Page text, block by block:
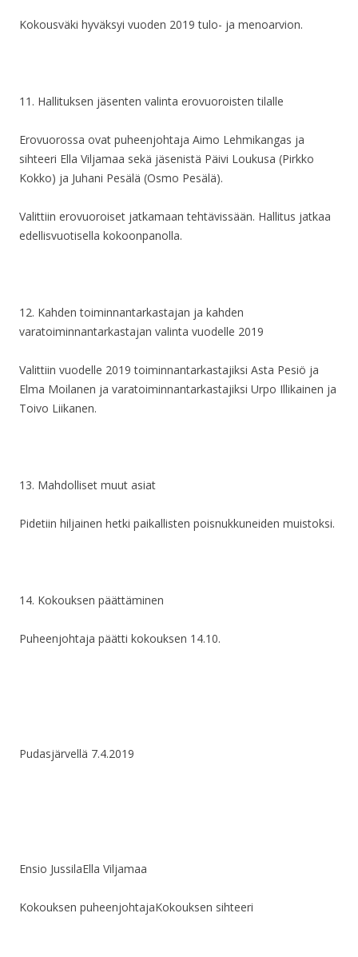
Kokousväki hyväksyi vuoden 2019 tulo- ja menoarvion.
11. Hallituksen jäsenten valinta erovuoroisten tilalle
Erovuorossa ovat puheenjohtaja Aimo Lehmikangas ja
sihteeri Ella Viljamaa sekä jäsenistä Päivi Loukusa (Pirkko
Kokko) ja Juhani Pesälä (Osmo Pesälä).
Valittiin erovuoroiset jatkamaan tehtävissään. Hallitus jatkaa
edellisvuotisella kokoonpanolla.
12. Kahden toiminnantarkastajan ja kahden
varatoiminnantarkastajan valinta vuodelle 2019
Valittiin vuodelle 2019 toiminnantarkastajiksi Asta Pesiö ja
Elma Moilanen ja varatoiminnantarkastajiksi Urpo Illikainen ja
Toivo Liikanen.
13. Mahdolliset muut asiat
Pidetiin hiljainen hetki paikallisten poisnukkuneiden muistoksi.
14. Kokouksen päättäminen
Puheenjohtaja päätti kokouksen 14.10.
Pudasjärvellä 7.4.2019
Ensio JussilaElla Viljamaa
Kokouksen puheenjohtajaKokouksen sihteeri